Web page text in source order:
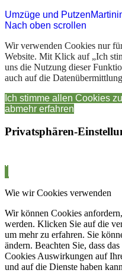
Umzüge und Putzen
Nach oben scrollen
Wir verwenden Cookies nur
Website. Mit Klick auf „Ich
uns die Nutzung dieser
auch auf die
Ich stimme allen Cookies zu
abmehr erfahren
Privatsphären-
Wie wir Cookies verwenden
Wir können Cookies
werden. Klicken Sie auf die
um mehr zu erfahren. Sie
ändern. Beachten Sie, dass
Cookies Auswirkungen auf
und auf die Dienste haben